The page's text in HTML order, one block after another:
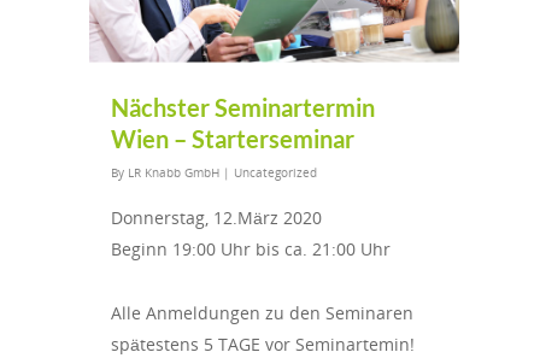
Nächster Seminartermin
Wien – Starterseminar
By LR Knabb GmbH | Uncategorized
Donnerstag, 12.März 2020
Beginn 19:00 Uhr bis ca. 21:00 Uhr
Alle Anmeldungen zu den Seminaren
spätestens 5 TAGE vor Seminartemin!